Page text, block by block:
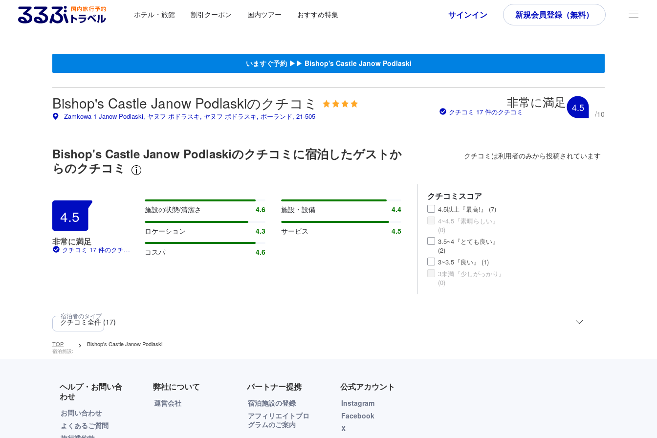
ホテル・旅館 割引クーポン 国内ツアー おすすめ特集 サインイン 新規会員登録（無料）
いますぐ予約 ▶▶ Bishop's Castle Janow Podlaski
Bishop's Castle Janow Podlaskiのクチコミ
Zamkowa 1 Janow Podlaski, ヤヌフ ポドラスキ, ヤヌフ ポドラスキ, ポーランド, 21-505
非常に満足
クチコミ 17 件のクチコミ 4.5
/10
Bishop's Castle Janow Podlaskiのクチコミに宿泊したゲストか
らのクチコミ
クチコミは利用者のみから投稿されています
4.5
非常に満足
クチコミ 17 件のクチコ
施設の状態/清潔さ 4.6 施設・設備 4.4
ロケーション 4.3 サービス 4.5
コスパ 4.6
クチコミスコア
4.5以上『最高!』 (7)
4~4.5『素晴らしい』
(0)
3.5~4『とても良い』
(2)
3~3.5『良い』 (1)
3未満『少しがっかり』
(0)
TOP
宿泊施設:
> Bishop's Castle Janow Podlaski
ヘルプ・お問い合
わせ
お問い合わせ
よくあるご質問
弊社について
運営会社
パートナー提携
宿泊施設の登録
アフィリエイトプロ
グラムのご案内
公式アカウント
Instagram
Facebook
X